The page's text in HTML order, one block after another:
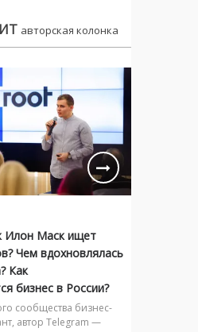
авторская колонка
Илон Маск ищет
Чем вдохновлялась
Как
бизнес в России?
сообщества бизнес-
автор Telegram —